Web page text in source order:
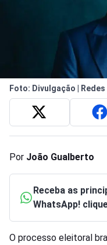
Foto: Divulgação |
Por João Gualberto
Receba as
WhatsApp!
O processo eleitoral